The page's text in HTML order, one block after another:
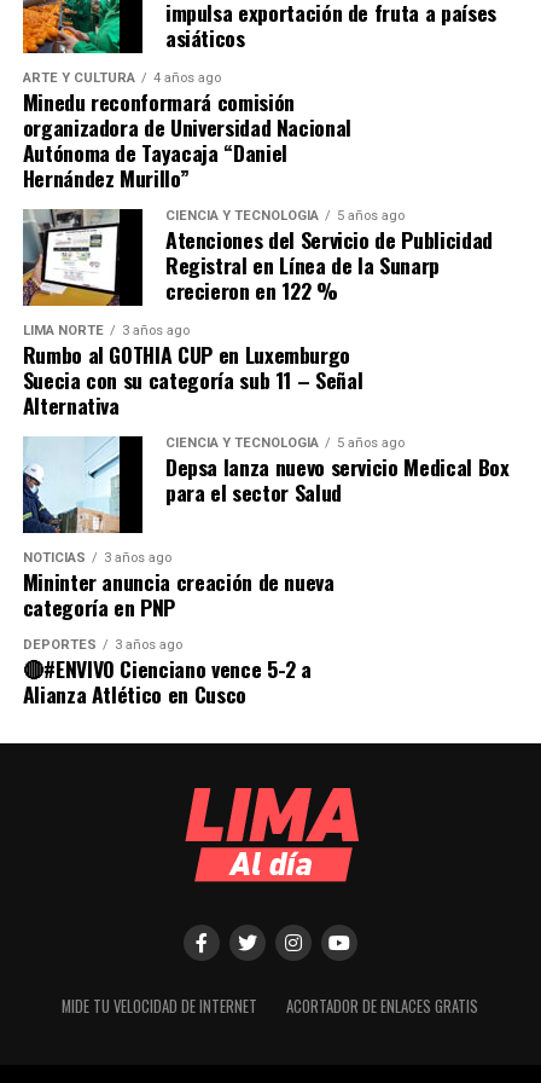
escape.
Source link
Comparte esto:
impulsa exportación de fruta a países
asiáticos
ARTE Y CULTURA 4 años ago
Minedu reconformará comisión
organizadora de Universidad Nacional
Autónoma de Tayacaja “Daniel
Hernández Murillo”
CIENCIA Y TECNOLOGÍA 5 años ago
Atenciones del Servicio de Publicidad
Registral en Línea de la Sunarp
crecieron en 122 %
LIMA NORTE 3 años ago
Rumbo al GOTHIA CUP en Luxemburgo
Suecia con su categoría sub 11 – Señal
Alternativa
CIENCIA Y TECNOLOGÍA 5 años ago
Depsa lanza nuevo servicio Medical Box
para el sector Salud
NOTICIAS 3 años ago
Mininter anuncia creación de nueva
categoría en PNP
DEPORTES 3 años ago
🔴#ENVIVO Cienciano vence 5-2 a
Alianza Atlético en Cusco
MIDE TU VELOCIDAD DE INTERNET ACORTADOR DE ENLACES GRATIS